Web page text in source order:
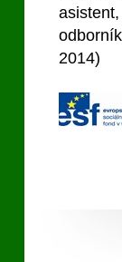
2014)